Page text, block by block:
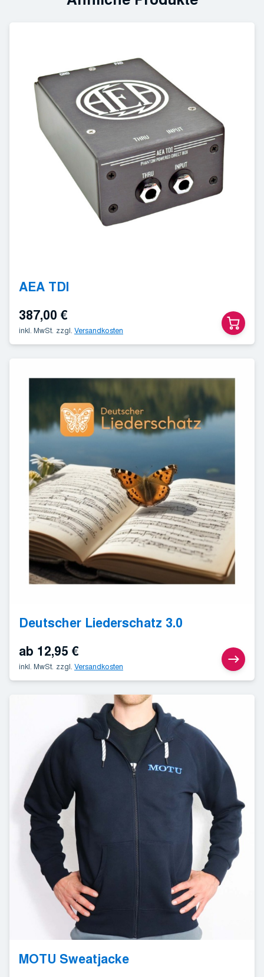
AEA TDI
387,00 €
inkl. MwSt. zzgl. Versandkosten
Deutscher Liederschatz 3.0
ab 12,95 €
inkl. MwSt. zzgl. Versandkosten
MOTU Sweatjacke